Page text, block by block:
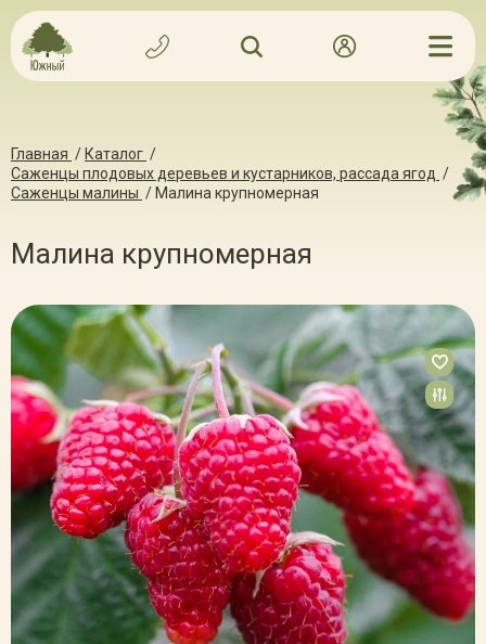
Главная / Каталог /
Саженцы плодовых деревьев и кустарников, рассада ягод /
Саженцы малины / Малина крупномерная
Малина крупномерная